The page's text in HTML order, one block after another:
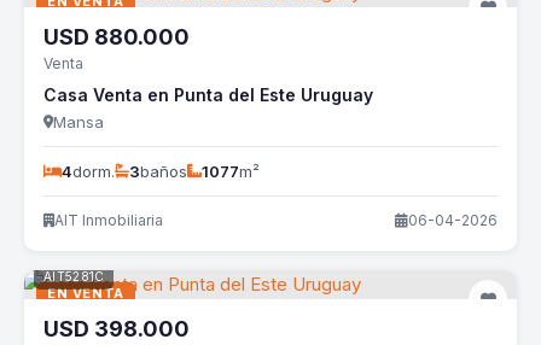
USD 880.000
Venta
Casa Venta en Punta del Este Uruguay
Mansa
4dorm. 3baños 1077m²
AIT Inmobiliaria 06-04-2026
EN VENTA
AIT5281C
USD 398.000